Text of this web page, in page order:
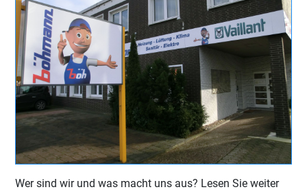
Wer sind wir und was macht uns aus? Lesen Sie weiter